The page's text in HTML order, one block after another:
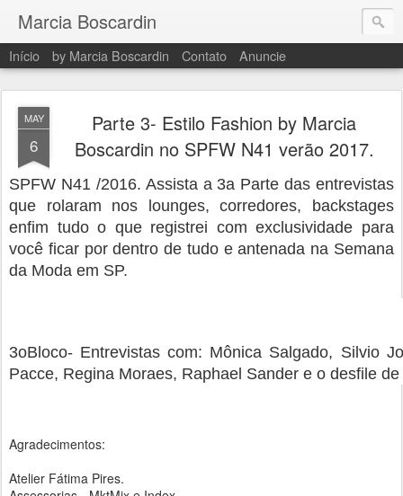
Marcia Boscardin
Início by Marcia Boscardin Contato Anuncie
MAY
6
Parte 3- Estilo Fashion by Marcia
Boscardin no SPFW N41 verão 2017.
SPFW N41 /2016. Assista a 3a Parte das entrevistas
que rolaram nos lounges, corredores, backstages
enfim tudo o que registrei com exclusividade para
você ficar por dentro de tudo e antenada na Semana
da Moda em SP.
3oBloco- Entrevistas com: Mônica Salgado, Silvio
Pacce, Regina Moraes, Raphael Sander e o desfile
Agradecimentos:
Atelier Fátima Pires.